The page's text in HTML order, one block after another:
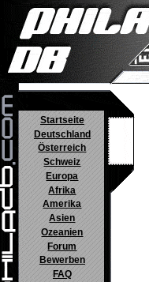
Startseite
Deutschland
Österreich
Schweiz
Europa
Afrika
Amerika
Asien
Ozeanien
Forum
Bewerben
FAQ